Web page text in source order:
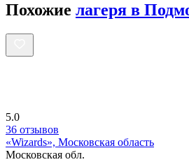
Похожие лагеря в
5.0
36 отзывов
«Wizards», Московская область
Московская обл.